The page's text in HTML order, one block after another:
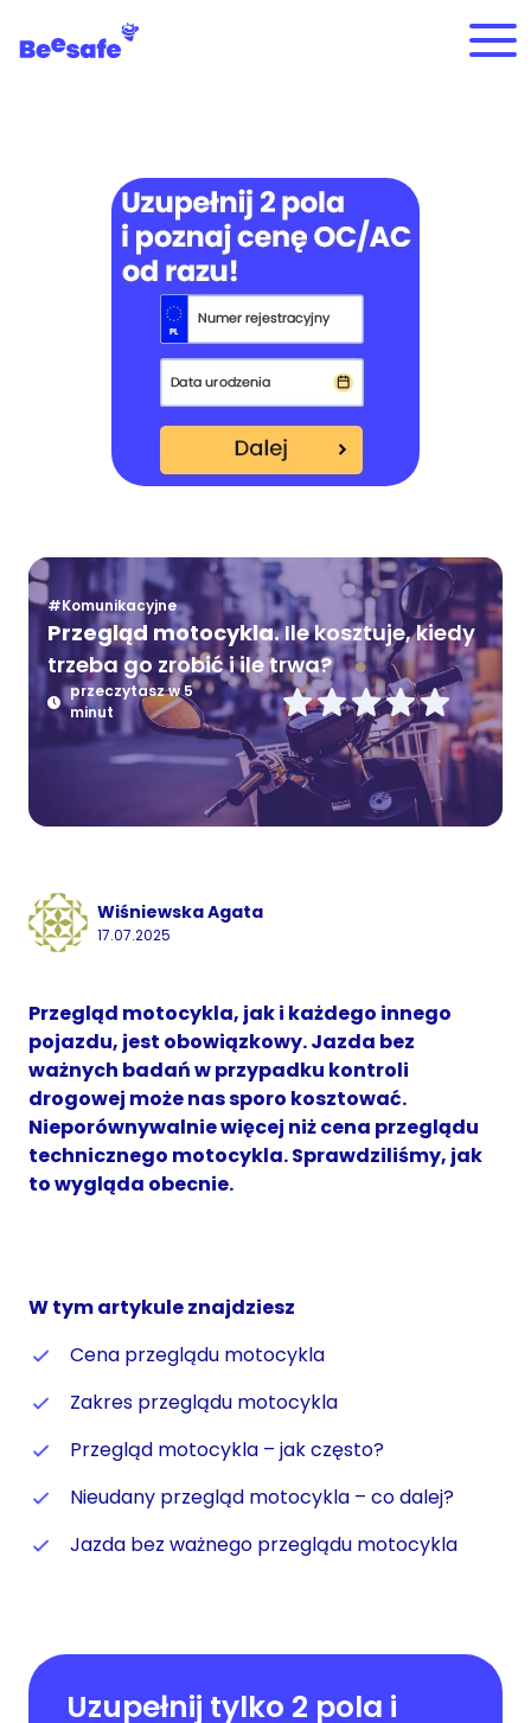
#Komunikacyjne
Przegląd motocykla.Ile kosztuje, kiedy
trzeba go zrobić i ile trwa?
przeczytasz w 5
minut
Wiśniewska Agata
17.07.2025
Przegląd motocykla, jak i każdego innego
pojazdu, jest obowiązkowy. Jazda bez
ważnych badań w przypadku kontroli
drogowej może nas sporo kosztować.
Nieporównywalnie więcej niż cena przeglądu
technicznego motocykla. Sprawdziliśmy, jak
to wygląda obecnie.
W tym artykule znajdziesz
Cena przeglądu motocykla
Zakres przeglądu motocykla
Przegląd motocykla – jak często?
Nieudany przegląd motocykla – co dalej?
Jazda bez ważnego przeglądu motocykla
Uzupełnij tylko 2 pola i